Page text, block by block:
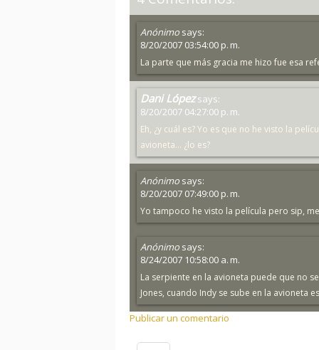
Anónimo says:
8/20/2007 03:54:00 p. m.
La parte que más gracia me hizo fue esa
Dani López says:
8/20/2007 04:27:00 p. m.
Eh, ¿y cuál es? Yo es que no he visto la
avioneta... ¿lo es?
Anónimo says:
8/20/2007 07:49:00 p. m.
Yo tampoco he visto la película pero sip,
Anónimo says:
8/24/2007 10:58:00 a. m.
La serpiente en la avioneta puede que no
Jones, cuando Indy se sube en la avioneta
Publicar un comentario